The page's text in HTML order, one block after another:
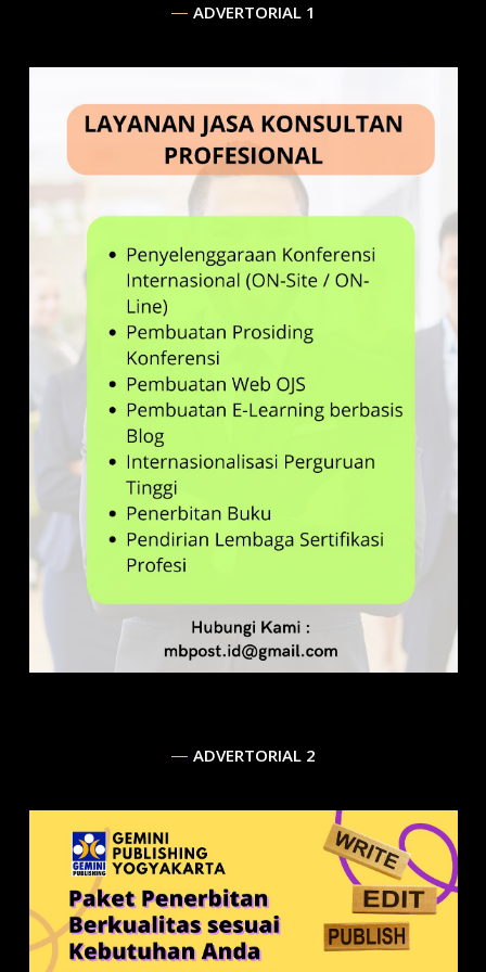
ADVERTORIAL 1
ADVERTORIAL 2